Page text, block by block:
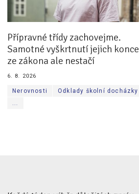
Přípravné třídy zachovejme.
Samotné vyškrtnutí jejich konce
ze zákona ale nestačí
6. 8. 2026
Nerovnosti
Odklady školní docházky
...